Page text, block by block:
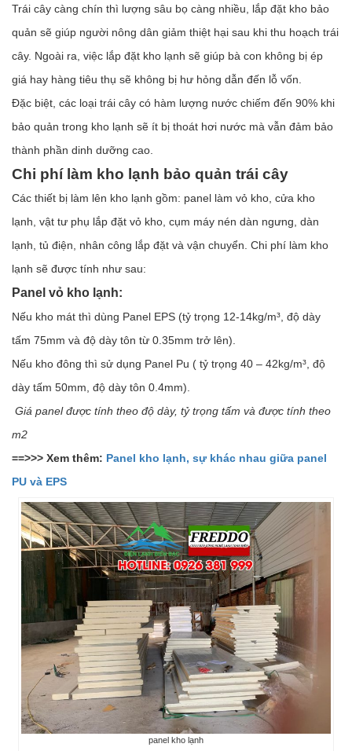
Trái cây càng chín thì lượng sâu bọ càng nhiều, lắp đặt kho bảo
quản sẽ giúp người nông dân giảm thiệt hại sau khi thu hoạch trái
cây. Ngoài ra, việc lắp đặt kho lạnh sẽ giúp bà con không bị ép
giá hay hàng tiêu thụ sẽ không bị hư hỏng dẫn đến lỗ vốn.
Đặc biệt, các loại trái cây có hàm lượng nước chiếm đến 90% khi
bảo quản trong kho lạnh sẽ ít bị thoát hơi nước mà vẫn đảm bảo
thành phần dinh dưỡng cao.
Chi phí làm kho lạnh bảo quản trái cây
Các thiết bị làm lên kho lạnh gồm: panel làm vỏ kho, cửa kho
lạnh, vật tư phụ lắp đặt vỏ kho, cụm máy nén dàn ngưng, dàn
lạnh, tủ điện, nhân công lắp đặt và vận chuyển. Chi phí làm kho
lạnh sẽ được tính như sau:
Panel vỏ kho lạnh:
Nếu kho mát thì dùng Panel EPS (tỷ trọng 12-14kg/m³, độ dày
tấm 75mm và độ dày tôn từ 0.35mm trở lên).
Nếu kho đông thì sử dụng Panel Pu ( tỷ trọng 40 – 42kg/m³, độ
dày tấm 50mm, độ dày tôn 0.4mm).
Giá panel được tính theo độ dày, tỷ trọng tấm và được tính theo
m2
==>>> Xem thêm: Panel kho lạnh, sự khác nhau giữa panel
PU và EPS
panel kho lạnh